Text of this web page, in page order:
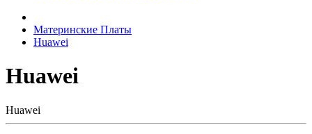
Материнские Платы
Huawei
Huawei
Huawei